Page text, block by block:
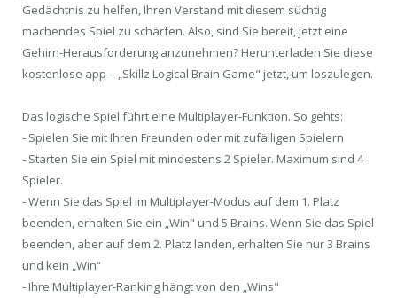
Gedächtnis zu helfen, Ihren Verstand mit diesem süchtig
machendes Spiel zu schärfen. Also, sind Sie bereit, jetzt eine
Gehirn-Herausforderung anzunehmen? Herunterladen Sie diese
kostenlose app – „Skillz Logical Brain Game" jetzt, um loszulegen.
Das logische Spiel führt eine Multiplayer-Funktion. So gehts:
- Spielen Sie mit Ihren Freunden oder mit zufälligen Spielern
- Starten Sie ein Spiel mit mindestens 2 Spieler. Maximum sind 4
Spieler.
- Wenn Sie das Spiel im Multiplayer-Modus auf dem 1. Platz
beenden, erhalten Sie ein „Win" und 5 Brains. Wenn Sie das Spiel
beenden, aber auf dem 2. Platz landen, erhalten Sie nur 3 Brains
und kein „Win“
- Ihre Multiplayer-Ranking hängt von den „Wins"